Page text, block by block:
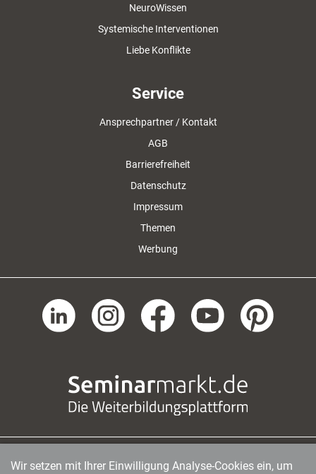
NeuroWissen
Systemische Interventionen
Liebe Konflikte
Service
Ansprechpartner / Kontakt
AGB
Barrierefreiheit
Datenschutz
Impressum
Themen
Werbung
managerSeminare Verlags GmbH | Endenicher Str. 41
|
Wir setzen mit Ihrer Einwilligung Analyse-Cookies ein, um